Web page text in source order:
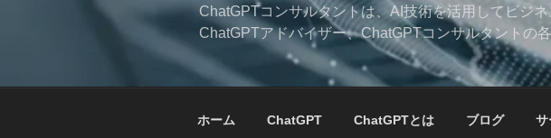
ChatGPTコンサルタントは、AI技術を活用してビジ
ChatGPTアドバイザー、ChatGPTコンサルタントの
ホーム ChatGPT ChatGPTとは ブログ サ